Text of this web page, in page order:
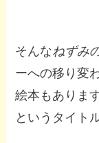
そんなねずみ
ーへの移り変
絵本もあります
というタイト